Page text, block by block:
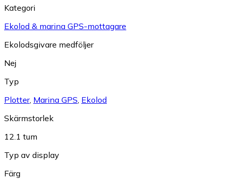
Kategori
Ekolod & marina GPS-mottagare
Ekolodsgivare medföljer
Nej
Typ
Plotter, Marina GPS Ekolod
Skärmstorlek
12.1 tum
Typ av display
Färg